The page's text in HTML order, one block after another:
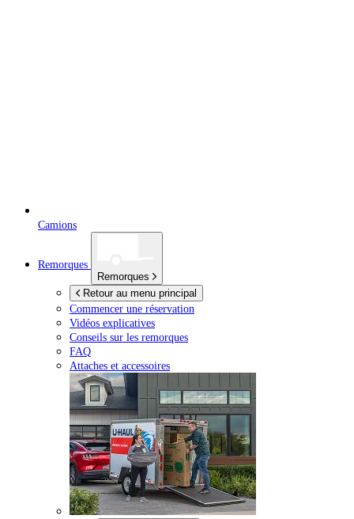
Camions
Remorques
Remorques
Retour au menu principal
Commencer une réservation
Vidéos explicatives
Conseils sur les remorques
FAQ
Attaches et accessoires